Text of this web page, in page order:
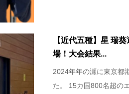
【近代五種】星 瑞
場！大会結果...
2024年年の瀬に東京都
た。 15カ国800名超の